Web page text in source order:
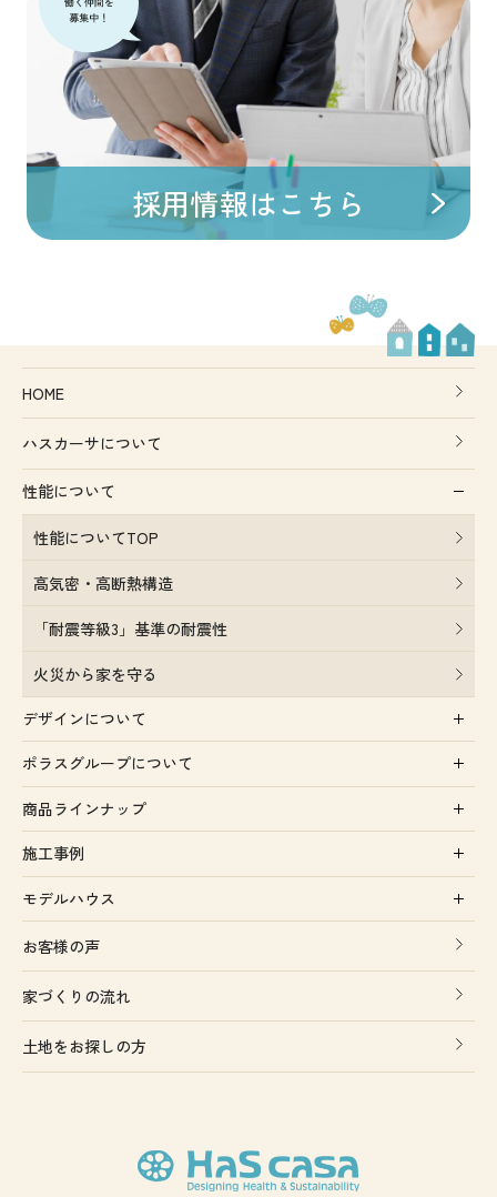
採用情報はこちら
HOME
ハスカーサについて
性能について
性能についてTOP
高気密・高断熱構造
「耐震等級3」基準の耐震性
火災から家を守る
デザインについて
ポラスグループについて
商品ラインナップ
施工事例
モデルハウス
お客様の声
家づくりの流れ
土地をお探しの方